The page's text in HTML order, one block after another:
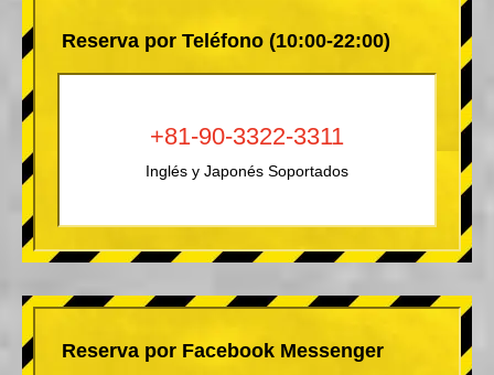
Reserva por Teléfono (10:00-22:00)
+81-90-3322-3311
Inglés y Japonés Soportados
Reserva por Facebook Messenger